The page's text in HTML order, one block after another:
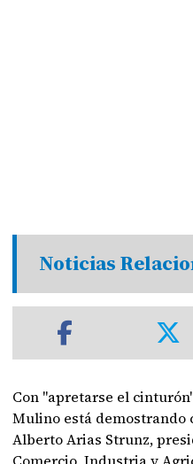
Noticias
Con "apretarse el
Mulino está demostrando
Alberto Arias Strunz,